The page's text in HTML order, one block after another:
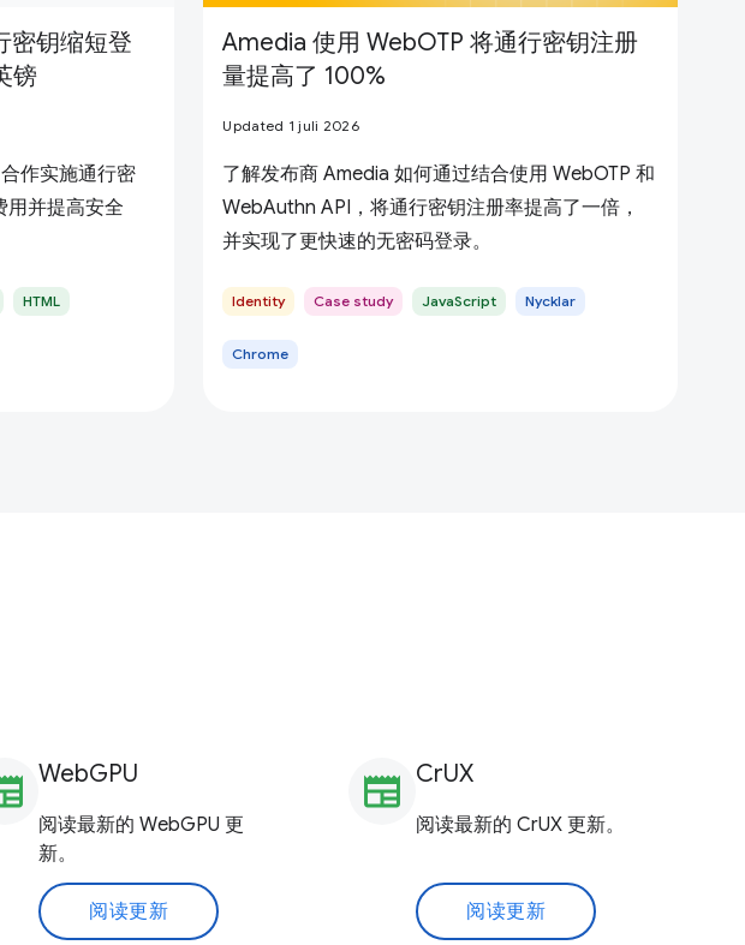
密钥缩短登
镑
作实施通行密
用并提高安全
HTML
Amedia 使用 WebOTP 将通行密钥注册
量提高了 100%
Updated 1 juli 2026
了解发布商 Amedia 如何通过结合使用 WebOTP 和
WebAuthn API，将通行密钥注册率提高了一倍，
并实现了更快速的无密码登录。
Identity Case study JavaScript Nycklar
Chrome
WebGPU
阅读最新的 WebGPU 更
新。
阅读更新
newspaper CrUX
阅读最新的 CrUX 更新。
阅读更新